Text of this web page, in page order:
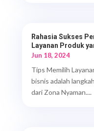
Rahasia Sukses
Layanan Produk
Jun 18, 2024
Tips Memilih
bisnis adalah
dari Zona Nyaman....